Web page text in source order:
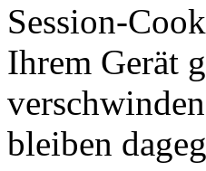
Session-
Ihrem Gerät
bleiben